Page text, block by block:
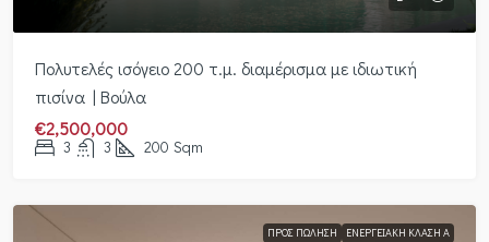
Πολυτελές ισόγειο 200 τ.μ. διαμέρισμα με ιδιωτική
πισίνα | Βούλα
€2,500,000
3 3 200 Sqm
ΠΡΟΣ ΠΏΛΗΣΗ ΕΝΕΡΓΕΙΑΚΉ ΚΛΆΣΗ Α